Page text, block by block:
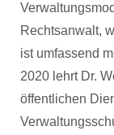
Rechtsanwalt,
ist umfassend
2020 lehrt Dr.
öffentlichen